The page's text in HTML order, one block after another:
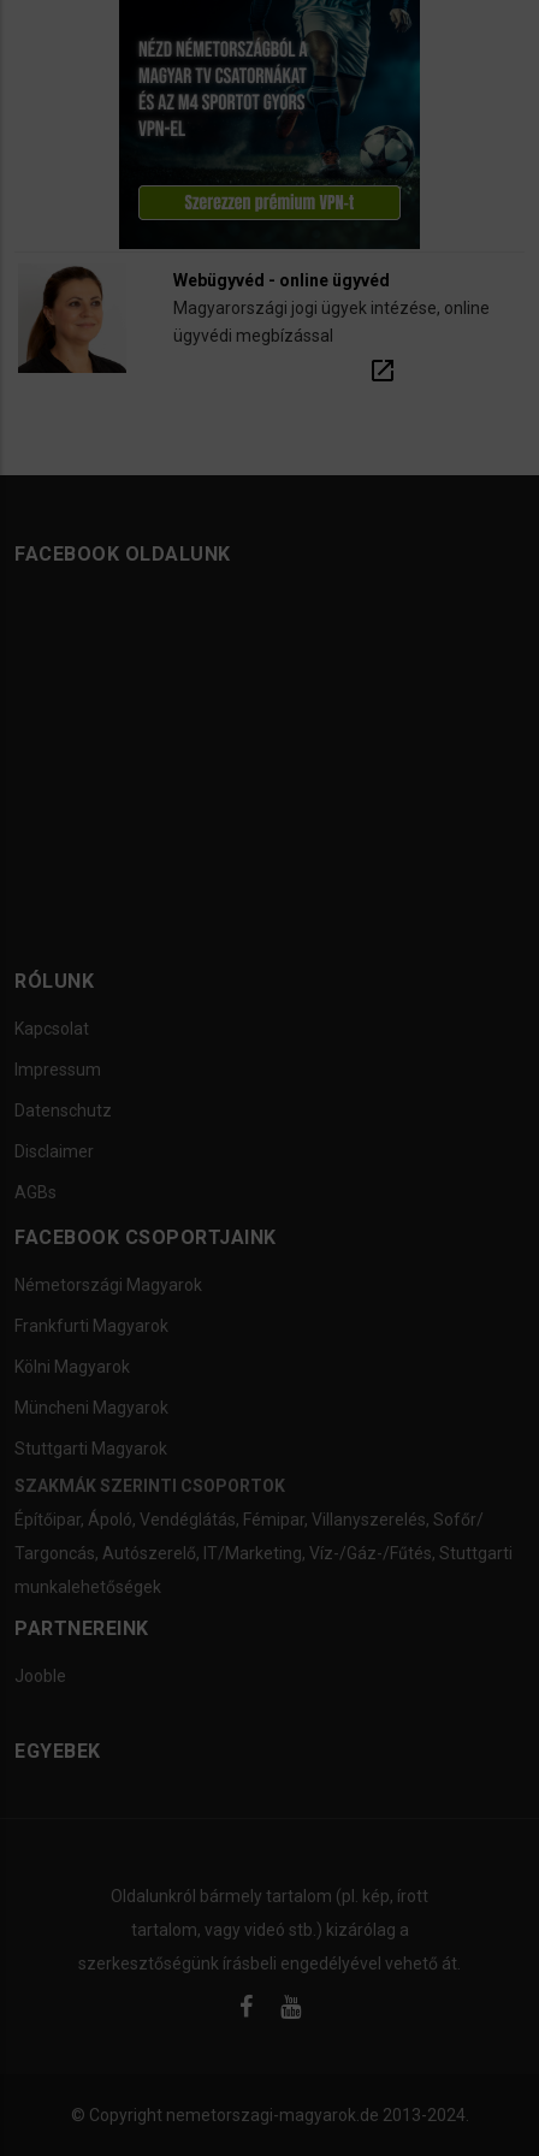
Webügyvéd - online ügyvéd
Magyarországi jogi ügyek intézése, online
ügyvédi megbízással
open_in_new
FACEBOOK OLDALUNK
RÓLUNK
Kapcsolat
Impressum
Datenschutz
Disclaimer
AGBs
FACEBOOK CSOPORTJAINK
Németországi Magyarok
Frankfurti Magyarok
Kölni Magyarok
Müncheni Magyarok
Stuttgarti Magyarok
SZAKMÁK SZERINTI CSOPORTOK
Építőipar, Ápoló, Vendéglátás, Fémipar, Villanyszerelés, Sofőr/
Targoncás, Autószerelő, IT/Marketing, Víz-/Gáz-/Fűtés, Stuttgarti
munkalehetőségek
PARTNEREINK
Jooble
EGYEBEK
Oldalunkról bármely tartalom (pl. kép, írott
tartalom, vagy videó stb.) kizárólag a
szerkesztőségünk írásbeli engedélyével vehető át.
© Copyright nemetorszagi-magyarok.de 2013-2024.